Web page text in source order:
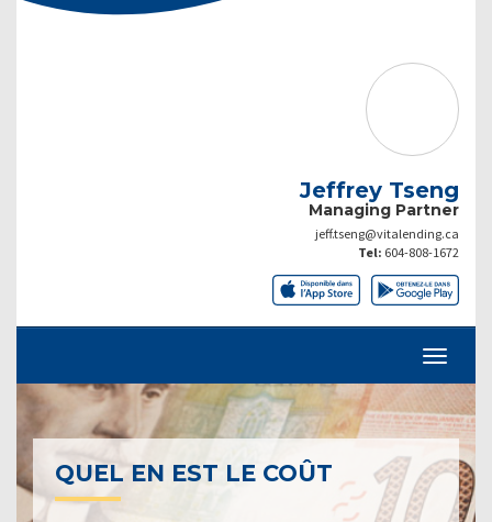
Jeffrey Tseng
Managing Partner
jeff.tseng@vitalending.ca
Tel: 604-808-1672
QUEL EN EST LE COÛT